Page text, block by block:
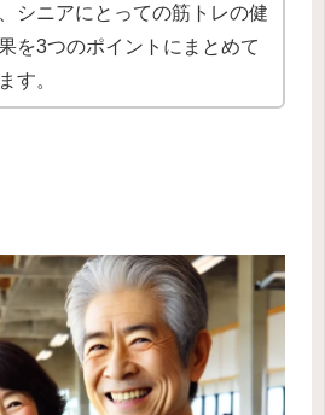
シニアにとっての筋トレの健
を3つのポイントにまとめて
す。